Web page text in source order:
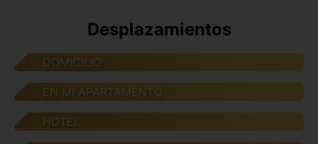
Desplazamientos
DOMICILIO
EN MI APARTAMENTO
HOTEL